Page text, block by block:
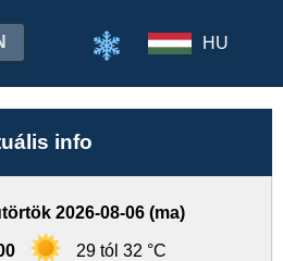
HU
info
2026-08-06 (ma)
29 tól 32 °C